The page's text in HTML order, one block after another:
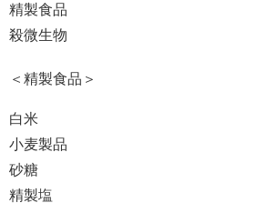
精製食品
殺微生物
＜精製食品＞
白米
小麦製品
砂糖
精製塩